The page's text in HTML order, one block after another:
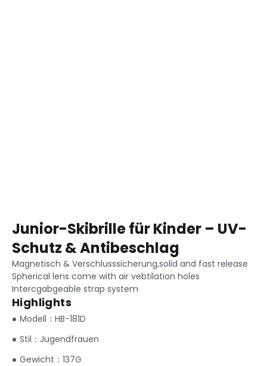
Junior-Skibrille für Kinder – UV-
Schutz & Antibeschlag
Magnetisch & Verschlusssicherung,solid and fast release
Spherical lens come with air vebtilation holes
Intercgabgeable strap system
Highlights
Modell：HB-181D
Stil：Jugendfrauen
Gewicht：137G